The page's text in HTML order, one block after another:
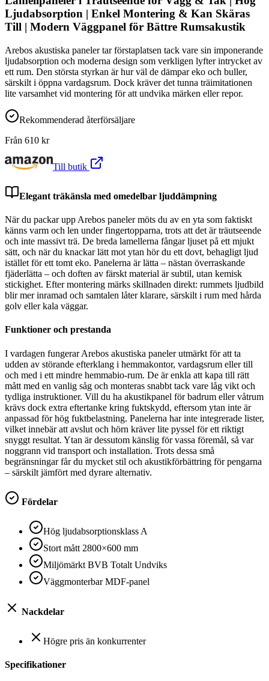
Ljudabsorption | Enkel Montering & Kan Skäras
Till | Modern Väggpanel för Bättre Rumsakustik
Arebos akustiska paneler tar förstaplatsen tack vare sin imponerande
ljudabsorption och moderna design som verkligen lyfter intrycket av
ett rum. Den största styrkan är hur väl de dämpar eko och buller,
särskilt i öppna vardagsrum. Dock kräver det tunna träimitationen
lite varsamhet vid montering för att undvika märken eller repor.
Rekommenderad återförsäljare
Från 610 kr
Till butik
Elegant träkänsla med omedelbar ljuddämpning
När du packar upp Arebos paneler möts du av en yta som faktiskt
känns varm och len under fingertopparna, trots att det är träutseende
och inte massivt trä. De breda lamellerna fångar ljuset på ett mjukt
sätt, och när du knackar lätt mot ytan hör du ett dovt, behagligt ljud
istället för ett tomt eko. Panelerna är lätta – nästan överraskande
fjäderlätta – och doften av färskt material är subtil, utan kemisk
stickighet. Efter montering märks skillnaden direkt: rummets ljudbild
blir mer inramad och samtalen låter klarare, särskilt i rum med hårda
golv eller kala väggar.
Funktioner och prestanda
I vardagen fungerar Arebos akustiska paneler utmärkt för att ta
udden av störande efterklang i hemmakontor, vardagsrum eller till
och med i ett mindre hemmabio-rum. De är enkla att kapa till rätt
mått med en vanlig såg och monteras snabbt tack vare låg vikt och
tydliga instruktioner. Vill du ha akustikpanel för badrum eller våtrum
krävs dock extra eftertanke kring fuktskydd, eftersom ytan inte är
anpassad för hög fuktbelastning. Panelerna har inte integrerade lister,
vilket innebär att avslut och hörn kräver lite pyssel för ett riktigt
snyggt resultat. Ytan är dessutom känslig för vassa föremål, så var
noggrann vid transport och installation. Trots dessa små
begränsningar får du mycket stil och akustikförbättring för pengarna
– särskilt jämfört med dyrare alternativ.
Fördelar
Hög ljudabsorptionsklass A
Stort mått 2800×600 mm
Miljömärkt BVB Totalt Undviks
Väggmonterbar MDF-panel
Nackdelar
Högre pris än konkurrenter
Specifikationer